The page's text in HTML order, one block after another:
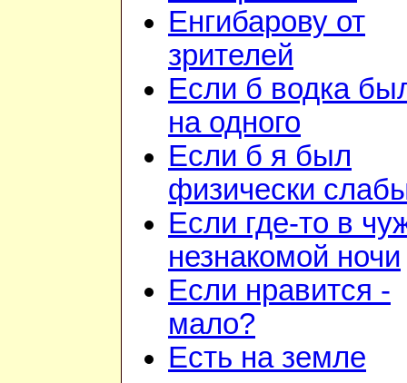
Енгибарову от
зрителей
Если б водка
на одного
Если б я был
физически
Если где-то в
незнакомой ночи
Если нравится -
мало?
Есть на земле